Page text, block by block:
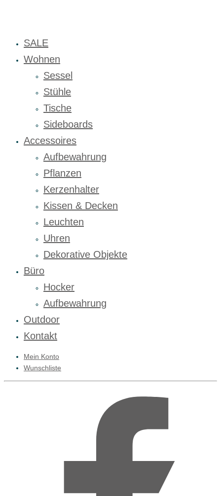
SALE
Wohnen
Sessel
Stühle
Tische
Sideboards
Accessoires
Aufbewahrung
Pflanzen
Kerzenhalter
Kissen & Decken
Leuchten
Uhren
Dekorative Objekte
Büro
Hocker
Aufbewahrung
Outdoor
Kontakt
Mein Konto
Wunschliste